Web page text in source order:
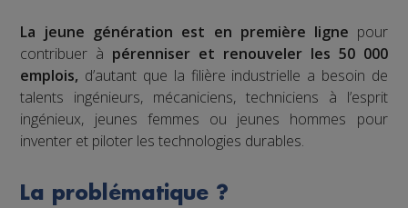
La jeune génération est en première ligne pour
contribuer à pérenniser et renouveler les 50 000
emplois, d’autant que la filière industrielle a besoin de
talents ingénieurs, mécaniciens, techniciens à l’esprit
ingénieux, jeunes femmes ou jeunes hommes pour
inventer et piloter les technologies durables.
La problématique ?